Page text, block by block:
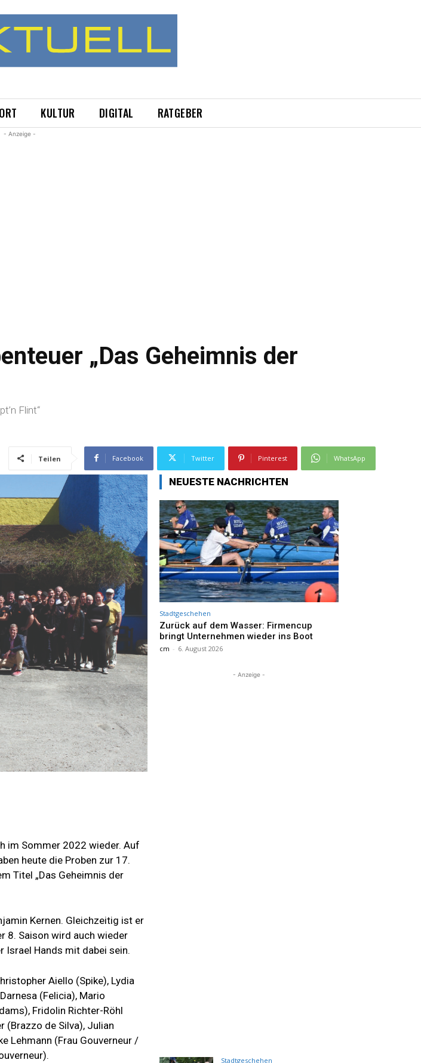
KULTUR DIGITAL RATGEBER
- Anzeige -
„Das Geheimnis der
Flint“
Teilen Facebook Twitter Pinterest WhatsApp
im Sommer 2022 wieder. Auf
heute die Proben zur 17.
Titel „Das Geheimnis der
Kernen. Gleichzeitig ist er
8. Saison wird auch wieder
Israel Hands mit dabei sein.
Aiello (Spike), Lydia
(Felicia), Mario
Fridolin Richter-Röhl
(Brazzo de Silva), Julian
Lehmann (Frau Gouverneur /
NEUESTE NACHRICHTEN
Stadtgeschehen
Zurück auf dem Wasser: Firmencup
bringt Unternehmen wieder ins Boot
cm - 6. August 2026
- Anzeige -
Stadtgeschehen